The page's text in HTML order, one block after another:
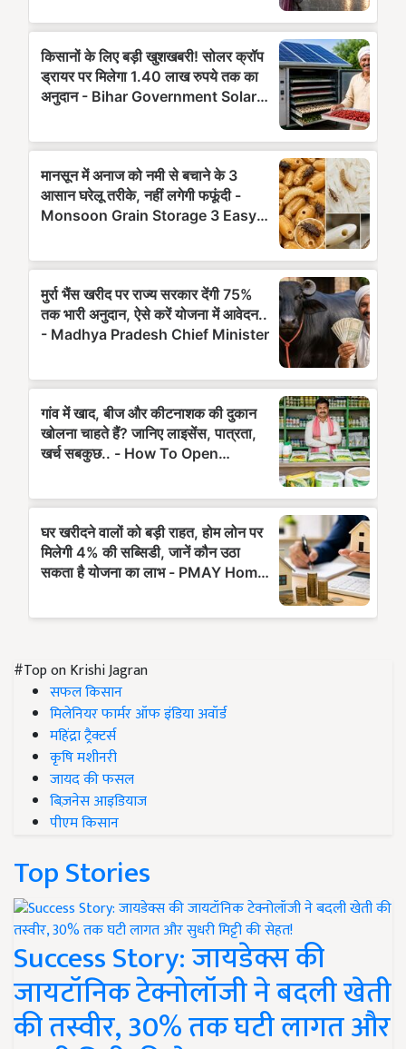
#Top on Krishi Jagran
सफल किसान
मिलेनियर फार्मर ऑफ इंडिया अवॉर्ड
महिंद्रा ट्रैक्टर्स
कृषि मशीनरी
जायद की फसल
बिज़नेस आइडियाज
पीएम किसान
Top Stories
Success Story: जायडेक्स की
जायटॉनिक टेक्नोलॉजी ने बदली खेती
की तस्वीर, 30% तक घटी लागत और